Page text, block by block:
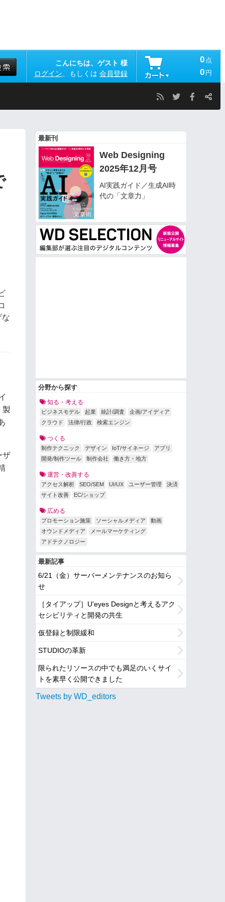
こんにちは、ゲスト 様
ログイン 、もしくは 会員登録
0 点
0 円
な
製
ザ
最新刊
Web Designing
2025年12月号
AI実践ガイド／生成AI時
代の「文章力」
分野から探す
知る・考える
ビジネスモデル 起業 統計/調査
企画/アイディア
クラウド
法律/行政 検索エンジン
つくる
制作テクニック デザイン IoT/サイネージ
アプリ
開発/制作ツール
制作会社 働き方・地方
運営・改善する
アクセス解析 SEO/SEM UI/UX ユーザー管理
決済
サイト改善
EC/ショップ
広める
プロモーション施策 ソーシャルメディア
動画
オウンドメディア
メールマーケティング
アドテクノロジー
最新記事
6/21（金）サーバーメンテナンスのお知ら
せ
［タイアップ］U'eyes Designと考えるアク
セシビリティと開発の共生
仮登録と制限緩和
STUDIOの革新
限られたリソースの中でも満足のいくサイ
トを素早く公開できました
Tweets by WD_editors